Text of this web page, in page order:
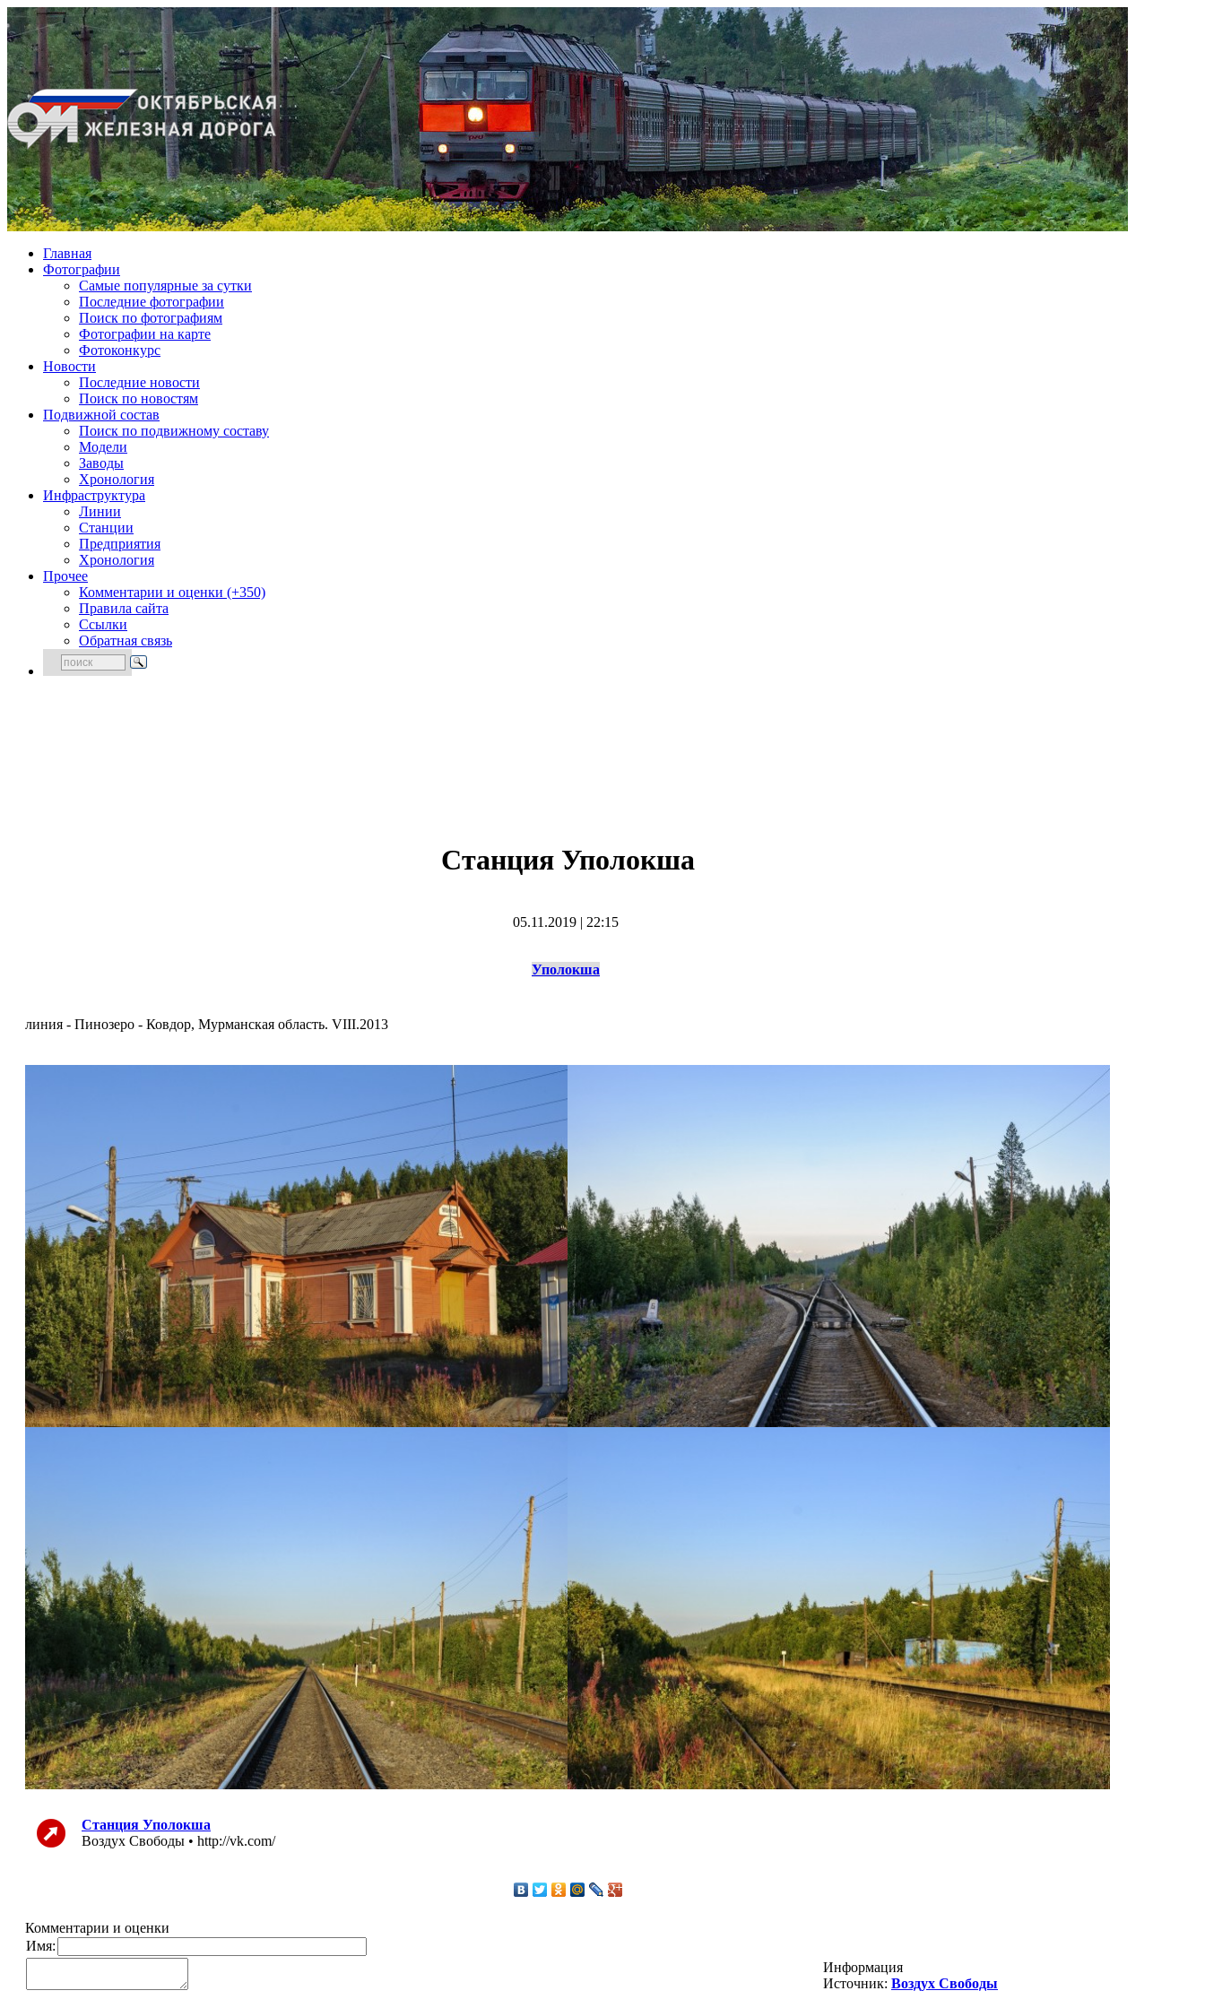
Главная
Фотографии
Cамые популярные за сутки
Последние фотографии
Поиск по фотографиям
Фотографии на карте
Фотоконкурс
Новости
Последние новости
Поиск по новостям
Подвижной состав
Поиск по подвижному составу
Модели
Заводы
Хронология
Инфраструктура
Линии
Станции
Предприятия
Хронология
Прочее
Комментарии и оценки (+350)
Правила сайта
Ссылки
Обратная связь
Станция Уполокша
05.11.2019 | 22:15
Уполокша
линия - Пинозеро - Ковдор, Мурманская область. VIII.2013
Станция Уполокша
Воздух Свободы • http://vk.com/
Комментарии и оценки
Имя:
Информация
Источник: Воздух Свободы